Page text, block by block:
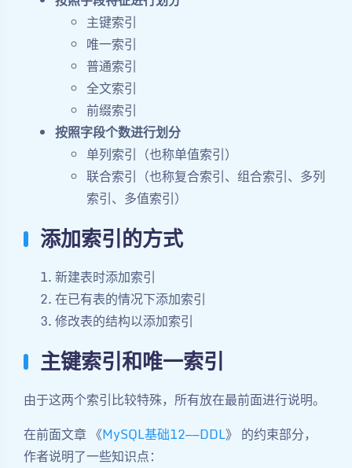
主键索引
唯一索引
普通索引
全文索引
前缀索引
按照字段个数进行划分
单列索引（也称单值索引）
联合索引（也称复合索引、组合索引、多列
索引、多值索引）
添加索引的方式
新建表时添加索引
在已有表的情况下添加索引
修改表的结构以添加索引
主键索引和唯一索引
由于这两个索引比较特殊，所有放在最前面进行说明。
在前面文章 《MySQL基础12——DDL》 的约束部分，
作者说明了一些知识点：